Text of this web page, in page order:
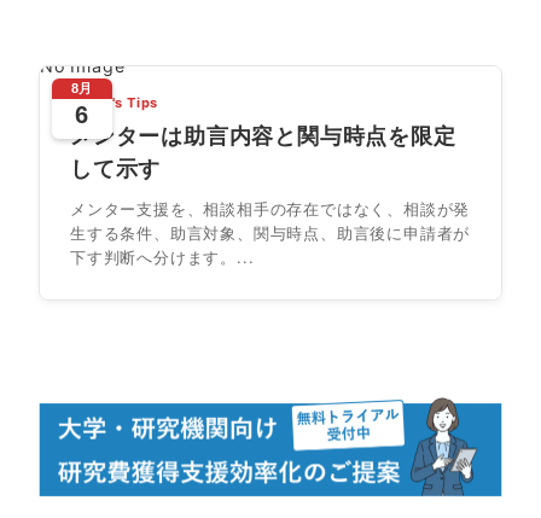
No Image
8月
6
Today's Tips
メンターは助言内容と関与時点を限定
して示す
メンター支援を、相談相手の存在ではなく、相談が発
生する条件、助言対象、関与時点、助言後に申請者が
下す判断へ分けます。...